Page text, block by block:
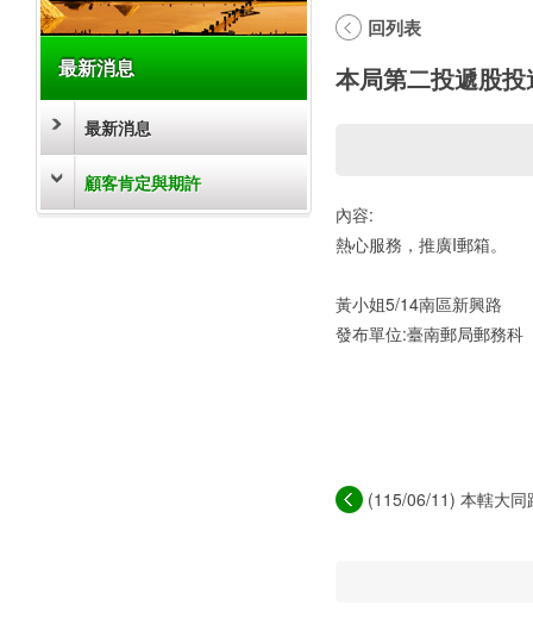
最新消息
最新消息
顧客肯定與期許
回列表
本局第二投遞股
內容:
熱心服務，推廣I郵箱。
黃小姐5/14南區新興路
發布單位:臺南郵局郵務科
(115/06/11) 本轄大